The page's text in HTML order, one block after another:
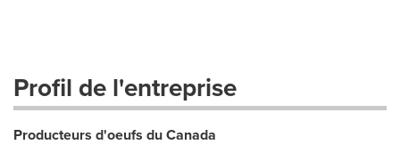
Profil de l'entreprise
Producteurs d'oeufs du Canada